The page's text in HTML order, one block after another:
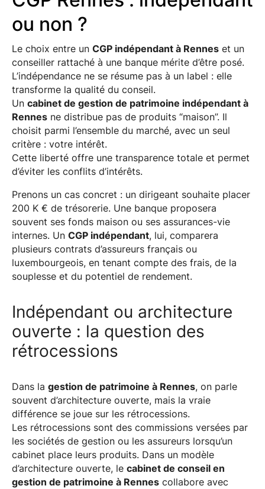
ou non ?
Le choix entre un CGP indépendant à Renneset un
conseiller rattaché à une banque mérite d’être posé.
L’indépendance ne se résume pas à un label : elle
transforme la qualité du conseil.
Un cabinet de gestion de patrimoine indépendant à
Rennesne distribue pas de produits “maison”. Il
choisit parmi l’ensemble du marché, avec un seul
critère : votre intérêt.
Cette liberté offre une transparence totale et permet
d’éviter les conflits d’intérêts.
Prenons un cas concret : un dirigeant souhaite placer
200 K € de trésorerie. Une banque proposera
souvent ses fonds maison ou ses assurances-vie
internes. Un CGP indépendant, lui, comparera
plusieurs contrats d’assureurs français ou
luxembourgeois, en tenant compte des frais, de la
souplesse et du potentiel de rendement.
Indépendant ou architecture
ouverte : la question des
rétrocessions
Dans la gestion de patrimoine à Rennes, on parle
souvent d’architecture ouverte, mais la vraie
différence se joue sur les rétrocessions.
Les rétrocessions sont des commissions versées par
les sociétés de gestion ou les assureurs lorsqu’un
cabinet place leurs produits. Dans un modèle
d’architecture ouverte, le cabinet de conseil en
gestion de patrimoine à Rennescollabore avec